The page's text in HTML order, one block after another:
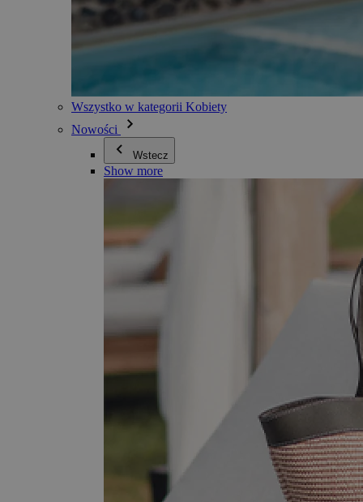
Wszystko w kategorii Kobiety
Nowości
Wstecz
Show more